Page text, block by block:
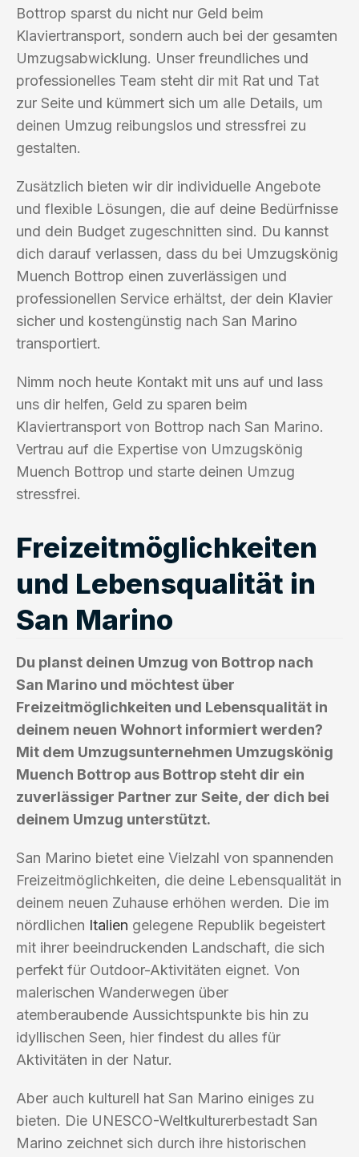
Bottrop sparst du nicht nur Geld beim
Klaviertransport, sondern auch bei der gesamten
Umzugsabwicklung. Unser freundliches und
professionelles Team steht dir mit Rat und Tat
zur Seite und kümmert sich um alle Details, um
deinen Umzug reibungslos und stressfrei zu
gestalten.
Zusätzlich bieten wir dir individuelle Angebote
und flexible Lösungen, die auf deine Bedürfnisse
und dein Budget zugeschnitten sind. Du kannst
dich darauf verlassen, dass du bei Umzugskönig
Muench Bottrop einen zuverlässigen und
professionellen Service erhältst, der dein Klavier
sicher und kostengünstig nach San Marino
transportiert.
Nimm noch heute Kontakt mit uns auf und lass
uns dir helfen, Geld zu sparen beim
Klaviertransport von Bottrop nach San Marino.
Vertrau auf die Expertise von Umzugskönig
Muench Bottrop und starte deinen Umzug
stressfrei.
Freizeitmöglichkeiten
und Lebensqualität in
San Marino
Du planst deinen Umzug von Bottrop nach
San Marino und möchtest über
Freizeitmöglichkeiten und Lebensqualität in
deinem neuen Wohnort informiert werden?
Mit dem Umzugsunternehmen Umzugskönig
Muench Bottrop aus Bottrop steht dir ein
zuverlässiger Partner zur Seite, der dich bei
deinem Umzug unterstützt.
San Marino bietet eine Vielzahl von spannenden
Freizeitmöglichkeiten, die deine Lebensqualität in
deinem neuen Zuhause erhöhen werden. Die im
nördlichen Italien gelegene Republik begeistert
mit ihrer beeindruckenden Landschaft, die sich
perfekt für Outdoor-Aktivitäten eignet. Von
malerischen Wanderwegen über
atemberaubende Aussichtspunkte bis hin zu
idyllischen Seen, hier findest du alles für
Aktivitäten in der Natur.
Aber auch kulturell hat San Marino einiges zu
bieten. Die UNESCO-Weltkulturerbestadt San
Marino zeichnet sich durch ihre historischen